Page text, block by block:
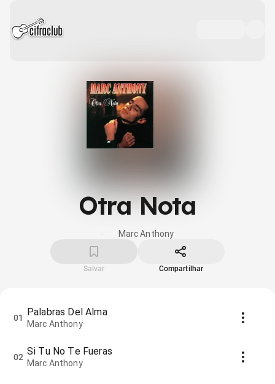
Otra Nota
Marc Anthony
Salvar Compartilhar
01 Palabras Del Alma
Marc Anthony
02 Si Tu No Te Fueras
Marc Anthony